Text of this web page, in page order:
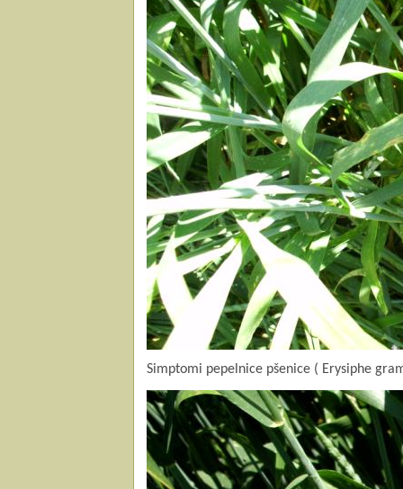
Simptomi pepelnice pšenice ( Erysiphe